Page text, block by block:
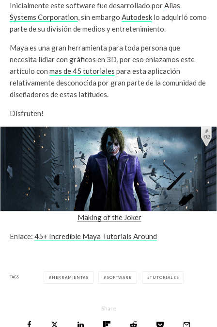
Inicialmente este software fue desarrollado porAlias
Systems Corporation, sin embargo Autodesk lo adquirió como
parte de su división de medios y entretenimiento.
Maya es una gran herramienta para toda persona que
necesita lidiar con gráficos en 3D, por eso enlazamos este
articulo con mas de 45 tutoriales para esta aplicación
relativamente desconocida por gran parte de la comunidad de
diseñadores de estas latitudes.
Disfruten!
Making of the Joker
Enlace: 45+ Incredible Maya Tutorials Around
TAGS HERRAMIENTAS SOFTWARE TUTORIALES
Share